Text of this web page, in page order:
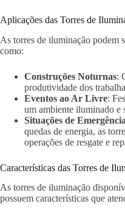
Aplicações das Torres de
As torres de iluminação podem
como:
Construções Noturnas:
produtividade dos
Eventos ao Ar Livre:
um ambiente iluminado e
Situações de Emergência
quedas de energia, as
operações de resgate e
Características das Torres de
As torres de iluminação
possuem características que